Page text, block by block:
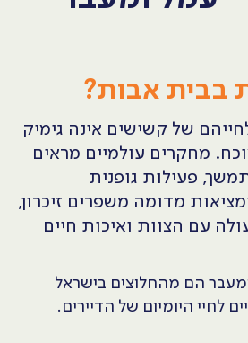
בבית אבות?
של קשישים אינה גימיק
מחקרים עולמיים מראים
פעילות גופנית
מדומה משפרים זיכרון,
עם הצוות ואיכות חיים
הם מהחלוצים בישראל
לחיי היומיום של הדיירים.